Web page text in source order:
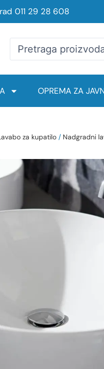
011 29 28 608
OPREMA ZA
za kupatilo / Nadgradni